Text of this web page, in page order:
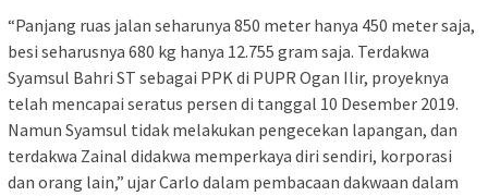
“Panjang ruas jalan seharunya 850 meter hanya 450 meter saja,
besi seharusnya 680 kg hanya 12.755 gram saja. Terdakwa
Syamsul Bahri ST sebagai PPK di PUPR Ogan Ilir, proyeknya
telah mencapai seratus persen di tanggal 10 Desember 2019.
Namun Syamsul tidak melakukan pengecekan lapangan, dan
terdakwa Zainal didakwa memperkaya diri sendiri, korporasi
dan orang lain,” ujar Carlo dalam pembacaan dakwaan dalam